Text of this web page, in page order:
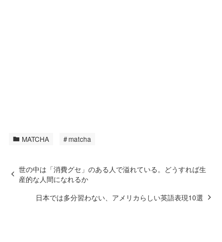
MATCHA matcha
世の中は「消費グセ」のある人で溢れている。どうすれば生
産的な人間になれるか
日本では多分習わない、アメリカらしい英語表現10選